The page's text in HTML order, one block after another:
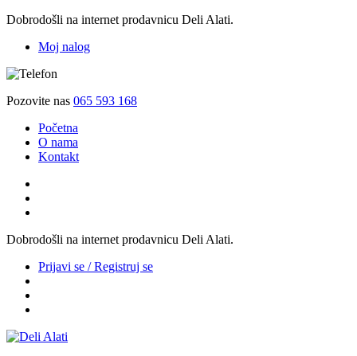
Dobrodošli na internet prodavnicu Deli Alati.
Moj nalog
Pozovite nas 065 593 168
Početna
O nama
Kontakt
Dobrodošli na internet prodavnicu Deli Alati.
Prijavi se / Registruj se